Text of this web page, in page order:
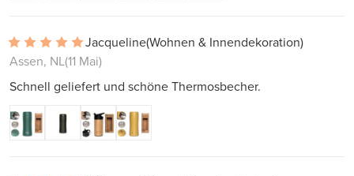
Jacqueline(Wohnen & Innendekoration)
Assen, NL(11 Mai)
Schnell geliefert und schöne Thermosbecher.